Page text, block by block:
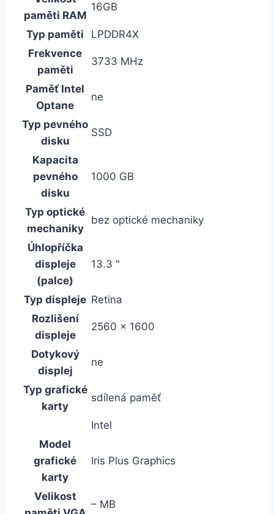
paměti RAM
16GB
Typ paměti
LPDDR4X
Frekvence
paměti
3733 MHz
Paměť Intel
Optane
ne
Typ pevného
disku
SSD
Kapacita
pevného
disku
1000 GB
Typ optické
mechaniky
bez optické mechaniky
Úhlopříčka
displeje
(palce)
13.3 "
Typ displeje Retina
Rozlišení
displeje
2560 x 1600
Dotykový
displej
ne
Typ grafické
karty
sdílená paměť
Intel
Model
grafické
karty
Iris Plus Graphics
Velikost
– MB